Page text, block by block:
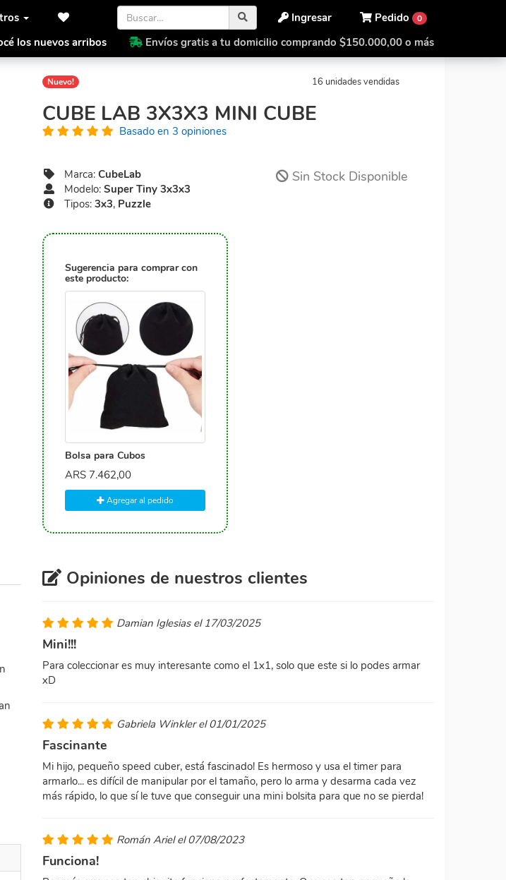
Pedido 0
Ingresar
los nuevos arribos
Envíos gratis a tu domicilio comprando $150.000,00 o más
Inicio CubeLab Super Tiny 3x3x3 Cube Lab 3x3x3 Mini Cube
Nuevo! 16 unidades vendidas
CUBE LAB 3X3X3 MINI CUBE
Basado en 3 opiniones
Marca: CubeLab
Modelo: Super Tiny 3x3x3
Tipos: 3x3, Puzzle
Sugerencia para comprar con
este producto:
Bolsa para Cubos
ARS 7.462,00
Agregar al pedido
Sin Stock Disponible
Opiniones de nuestros clientes
Damian Iglesias el 17/03/2025
Mini!!!
Para coleccionar es muy interesante como el 1x1, solo que este si lo podes armar
xD
Gabriela Winkler el 01/01/2025
Fascinante
Mi hijo, pequeño speed cuber, está fascinado! Es hermoso y usa el timer para
armarlo... es difícil de manipular por el tamaño, pero lo arma y desarma cada vez
más rápido, lo que sí le tuve que conseguir una mini bolsita para que no se pierda!
Román Ariel el 07/08/2023
Funciona!